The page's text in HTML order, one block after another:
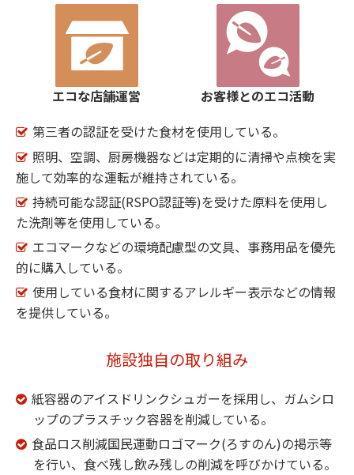
エコな店舗運営
お客様とのエコ活動
第三者の認証を受けた食材を使用している。
照明、空調、厨房機器などは定期的に清掃や点検を実
施して効率的な運転が維持されている。
持続可能な認証(RSPO認証等)を受けた原料を使用し
た洗剤等を使用している。
エコマークなどの環境配慮型の文具、事務用品を優先
的に購入している。
使用している食材に関するアレルギー表示などの情報
を提供している。
施設独自の取り組み
紙容器のアイスドリンクシュガーを採用し、ガムシロ
ップのプラスチック容器を削減している。
食品ロス削減国民運動ロゴマーク(ろすのん)の掲示等
を行い、食べ残し飲み残しの削減を呼びかけている。